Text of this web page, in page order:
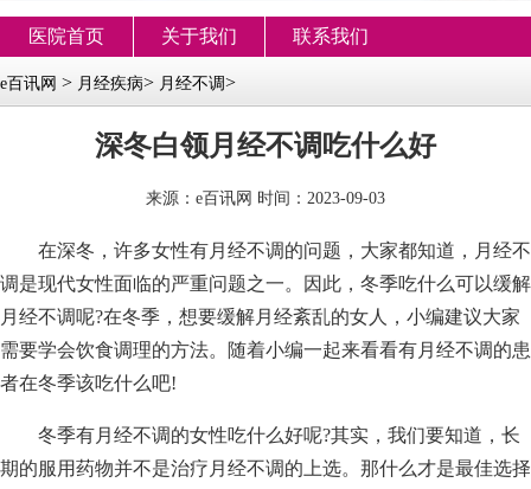
医院首页 关于我们 联系我们
e百讯网 > 月经疾病> 月经不调>
深冬白领月经不调吃什么好
来源： e百讯网 时间：2023-09-03
在深冬，许多女性有月经不调的问题，大家都知道，月经不
调是现代女性面临的严重问题之一。因此，冬季吃什么可以缓解
月经不调呢?在冬季，想要缓解月经紊乱的女人，小编建议大家
需要学会饮食调理的方法。随着小编一起来看看有月经不调的患
者在冬季该吃什么吧!
冬季有月经不调的女性吃什么好呢?其实，我们要知道，长
期的服用药物并不是治疗月经不调的上选。那什么才是最佳选择